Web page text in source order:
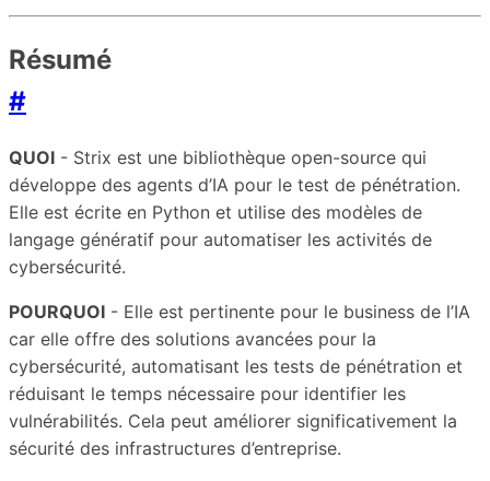
Résumé
#
QUOI - Strix est une bibliothèque open-source qui
développe des agents d’IA pour le test de pénétration.
Elle est écrite en Python et utilise des modèles de
langage génératif pour automatiser les activités de
cybersécurité.
POURQUOI - Elle est pertinente pour le business de l’IA
car elle offre des solutions avancées pour la
cybersécurité, automatisant les tests de pénétration et
réduisant le temps nécessaire pour identifier les
vulnérabilités. Cela peut améliorer significativement la
sécurité des infrastructures d’entreprise.